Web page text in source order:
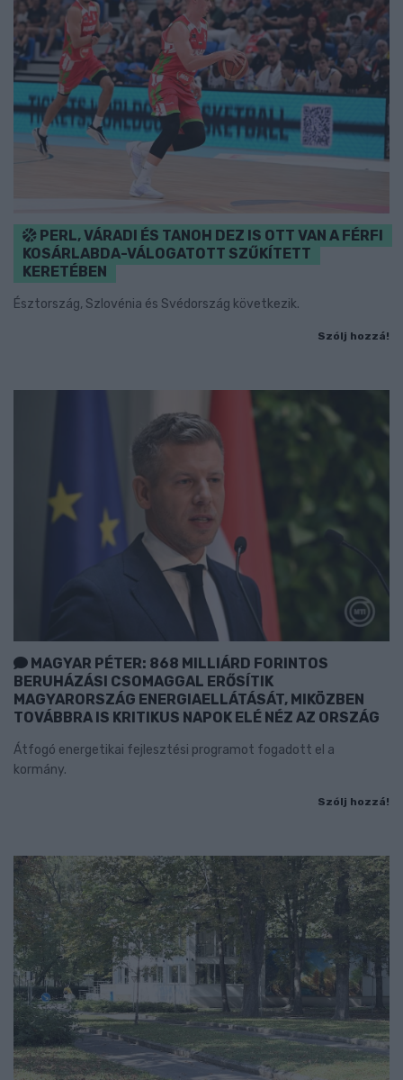
PERL, VÁRADI ÉS TANOH DEZ IS OTT VAN A FÉRFI
KOSÁRLABDA-VÁLOGATOTT SZŰKÍTETT
KERETÉBEN
Észtország, Szlovénia és Svédország következik.
Szólj hozzá!
MAGYAR PÉTER: 868 MILLIÁRD FORINTOS
BERUHÁZÁSI CSOMAGGAL ERŐSÍTIK
MAGYARORSZÁG ENERGIAELLÁTÁSÁT, MIKÖZBEN
TOVÁBBRA IS KRITIKUS NAPOK ELÉ NÉZ AZ ORSZÁG
Átfogó energetikai fejlesztési programot fogadott el a
kormány.
Szólj hozzá!